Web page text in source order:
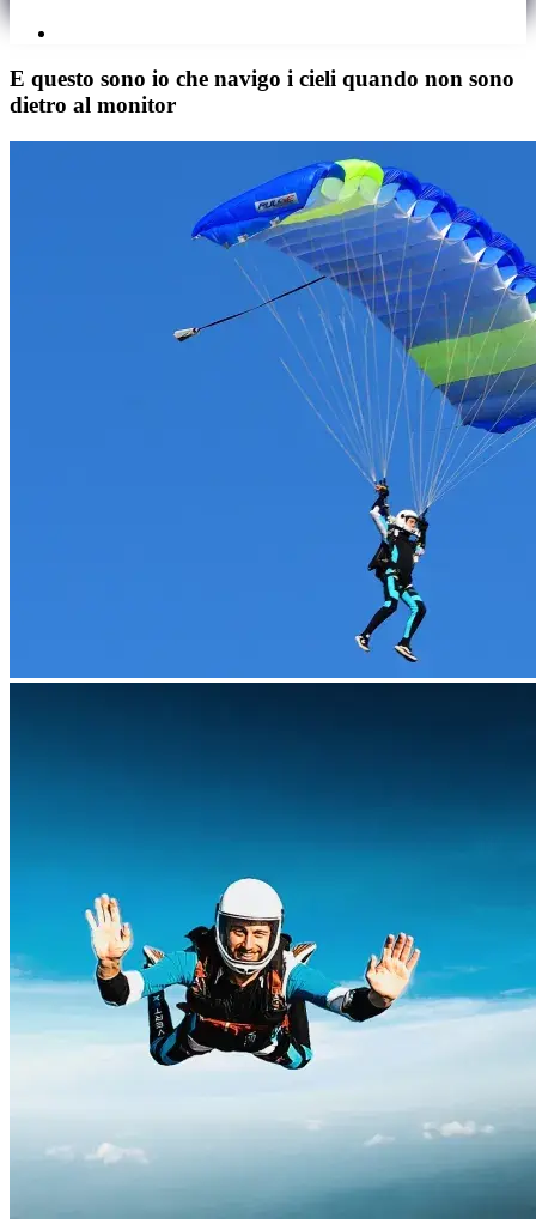
E questo sono io che navigo i cieli quando non sono
dietro al monitor